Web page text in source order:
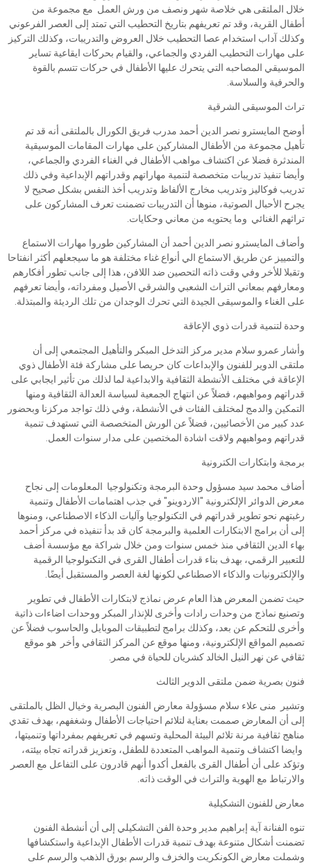
خلال الملتقى هي خلاصة شهر ونصف من ورش العمل مع مجموعة من
أطفال القرية، وقد تم تعريفهم بتاريخ التحطيب التي تمتد إلى العصر الفرعوني
وكذلك آداب استخدام عصا التحطيب خلال العروض والتدريبات، وكذلك التركيز
على مهارات التحطيب الفردي والجماعي، والقيام بحركات ايقاعية تساير
الموسيقي المصاحبه التي يتحرك عليها الأطفال في حركات تتسم بالقوة
والحرفية والسلاسة.
تراث الموسيقى الشرقية
أوضح المايسترو نصر الدين أحمد مدرب فريق الكورال بالملتقى أنه قد تم
تأهيل مجموعة من الأطفال المشاركين على مهارات المقامات الموسيقية
المندثرة فضلا عن اكتشاف مواهب الأطفال في الغناء الفردي والجماعي،
وأيضا تنفيذ تدريبات متخصصة لتنمية مهاراتهم وقدراتهم الإبداعية وفي ذلك
تدريب فوكاليز وتدريب مخارج الألفاظ وتدريب أخذ النفس بشكل صحيح لا
يجرح الأحبال الصوتية، منوها أن التدريبات تضمنت تعرف المشاركون على
تراثهم الغنائي وما يحتويه من معاني وحكايات.
وأضاف المايسترو نصر الدين أحمد أن المشاركين طوروا مهارات الاستماع
والتمييز عن طريق الاستماع الي أنواع غناء مختلفة هو ما سيجعلهم أكثر انفتاحا
وتقبلا للأخر وفي وقت ذاته التحصين ضد اللافن، هذا إلى جانب تطور أفكارهم
ومعارفهم بمعاني التراث الشعبي والشرقي الأصيل ومفرداته، وأيضا تعرفهم
على الغناء والموسيقى الجيدة التي تحرك الوجدان من تلك الرديئة والمبتذلة.
وحدة لتنمية قدرات ذوي الإعاقة
وأشار عمرو سلام مدير مركز التدخل المبكر والتأهيل المجتمعي إلى أن
ملتقى الدوير للفنون والإبداعات كان حريصا على مشاركة فئة الأطفال ذوي
الإعاقة في مختلف الأنشطة الثقافية والابداعية لما لذلك من تأثير ايجابي على
قدراتهم ومواهبهم، فضلاً عن انتهاج الجمعية لسياسة العدالة الثقافية ومنها
التمكين والدمج لمختلف الفئات في الأنشطة، وفي ذلك تواجد مركزنا وبحضور
عدد كبير من الأخصائيين، فضلاً عن الورش المتخصصة التي تستهدف تنمية
قدراتهم ومواهبهم ولاقت اشادة المختصين على مدار سنوات العمل.
برمجة وابتكارات الكترونية
أضاف محمد سيد مسؤول وحدة البرمجة وتكنولوجيا المعلومات إلى نجاح
معرض الدوائر الإلكترونية "الاردوينو" في جذب اهتمامات الأطفال وتنمية
رغبتهم نحو تطوير قدراتهم في التكنولوجيا وآليات الذكاء الاصطناعي، ومنوها
إلى أن برامج الابتكارات العلمية والبرمجة كان قد بدأ تنفيذه في مركز أحمد
بهاء الدين الثقافي منذ خمس سنوات ومن خلال شراكة مع مؤسسة أضف
للتعبير الرقمي، بهدف بناء قدرات أطفال القرى في التكنولوجيا الرقمية
والإلكترونيات والذكاء الاصطناعي لكونها لغة العصر والمستقبل أيضًا.
حيث تضمن المعرض هذا العام عرض نماذج لابتكارات الأطفال في تطوير
وتصنيع نماذج من وحدات رادات وأخرى للإنذار المبكر ووحدات اضاءات ذاتية
وأخرى للتحكم عن بعد، وكذلك برامج لتطبيقات الموبايل والحاسوب فضلاً عن
تصميم المواقع الإلكترونية، ومنها موقع عن المركز الثقافي وأخر هو موقع
ثقافي عن نهر النيل الخالد كشريان للحياة في مصر.
فنون بصرية ضمن ملتقى الدوير الثالث
وتشير منى علاء سلام مسؤولة معارض الفنون البصرية وخيال الظل بالملتقى
إلى أن المعارض صممت بعناية لتلائم احتياجات الأطفال وشغفهم، بهدف تقدي
مناهج ثقافية مرنة تلائم البيئة المحلية وتسهم في تعريفهم بمفرداتها وتنميتها،
وايضا اكتشاف وتنمية المواهب المتعددة للطفل، وتعزيز قدراته تجاه بيئته،
وتؤكد على أن أطفال القرى بالفعل أكدوا أنهم قادرون على التفاعل مع العصر
والارتباط مع الهوية والتراث في الوقت ذاته.
معارض للفنون التشكيلية
تنوه الفنانة آية إبراهيم مدير وحدة الفن التشكيلي إلى أن أنشطة الفنون
تضمنت أشكال متنوعة بهدف تنمية قدرات الأطفال الإبداعية واستكشافها
وشملت معارض الكونكريت والخزف والرسم بورق الذهب والرسم على